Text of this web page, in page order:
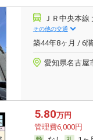
ＪＲ中央本
その他の交通
築44年8ヶ月 / 6
愛知県名古屋
5.80万円
管理費6,000円